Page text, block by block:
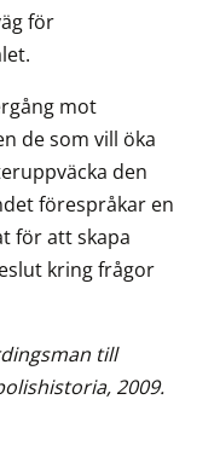
för
mot
de som vill öka
den
förespråkar en
för att skapa
kring frågor
till
2009.